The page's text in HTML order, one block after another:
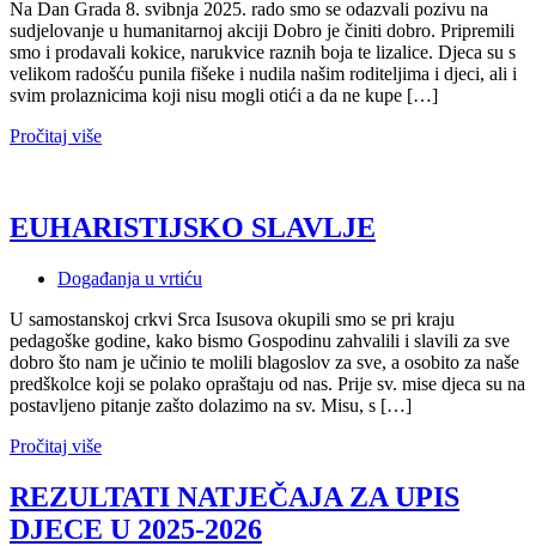
Na Dan Grada 8. svibnja 2025. rado smo se odazvali pozivu na
sudjelovanje u humanitarnoj akciji Dobro je činiti dobro. Pripremili
smo i prodavali kokice, narukvice raznih boja te lizalice. Djeca su s
velikom radošću punila fišeke i nudila našim roditeljima i djeci, ali i
svim prolaznicima koji nisu mogli otići a da ne kupe […]
Pročitaj više
EUHARISTIJSKO SLAVLJE
Događanja u vrtiću
U samostanskoj crkvi Srca Isusova okupili smo se pri kraju
pedagoške godine, kako bismo Gospodinu zahvalili i slavili za sve
dobro što nam je učinio te molili blagoslov za sve, a osobito za naše
predškolce koji se polako opraštaju od nas. Prije sv. mise djeca su na
postavljeno pitanje zašto dolazimo na sv. Misu, s […]
Pročitaj više
REZULTATI NATJEČAJA ZA UPIS
DJECE U 2025-2026